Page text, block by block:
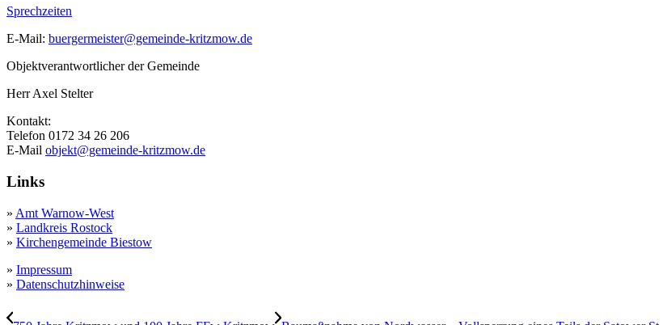
Sprechzeiten
E-Mail: buergermeister@gemeinde-kritzmow.de
Objektverantwortlicher der Gemeinde
Herr Axel Stelter
Kontakt:
Telefon 0172 34 26 206
E-Mail objekt@gemeinde-kritzmow.de
Links
» Amt Warnow-West
» Landkreis Rostock
» Kirchengemeinde Biestow
» Impressum
» Datenschutzhinweise